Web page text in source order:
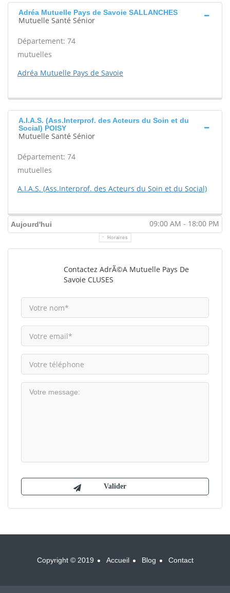
Adréa Mutuelle Pays de Savoie SALLANCHES
Mutuelle Santé Sénior
Département: 74
mutuelles
Adréa Mutuelle Pays de Savoie
A.I.A.S. (Ass.Interprof. des Acteurs du Soin et du
Social) POISY
Mutuelle Santé Sénior
Département: 74
mutuelles
A.I.A.S. (Ass.Interprof. des Acteurs du Soin et du Social)
Aujourd'hui 09:00 AM - 18:00 PM
Horaires
Contactez AdrÃ©a Mutuelle Pays De
Savoie CLUSES
Copyright © 2019 Accueil Blog Contact